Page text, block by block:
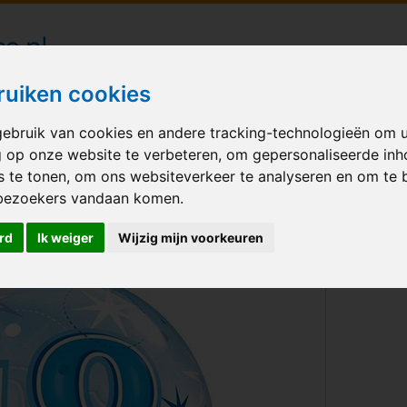
cookies
van cookies en andere tracking-technologieën om
op onze website te verbeteren, om gepersonaliseerde
te tonen, om ons websiteverkeer te analyseren en om te
vandaan komen.
Ik weiger Wijzig mijn voorkeuren
bezorgd in heel Nederland
BALLONNEN GELEGENHEID VERHUUR BEDRUKKEN